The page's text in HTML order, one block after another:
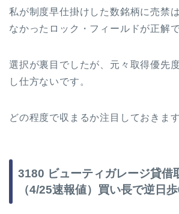
私が制度早仕掛けした数銘柄に売禁
なかったロック・フィールドが正解
選択が裏目でしたが、元々取得優先
し仕方ないです。
どの程度で収まるか注目しておきます
3180 ビューティガレージ貸借
（4/25速報値）買い長で逆日